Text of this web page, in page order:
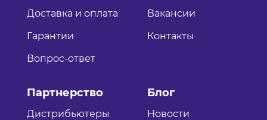
Доставка и оплата
Гарантии
Вопрос-ответ
Вакансии
Контакты
Партнерство
Дистрибьютеры
Блог
Новости